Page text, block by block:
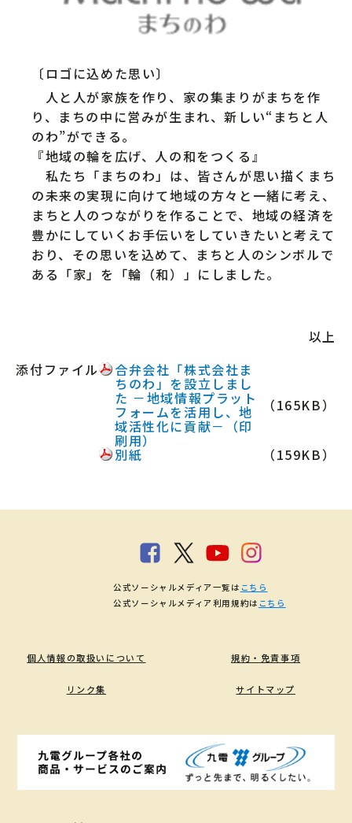
〔ロゴに込めた思い〕
人と人が家族を作り、家の集まりがまちを作
り、まちの中に営みが生まれ、新しい“まちと人
のわ”ができる。
『地域の輪を広げ、人の和をつくる』
私たち「まちのわ」は、皆さんが思い描くまち
の未来の実現に向けて地域の方々と一緒に考え、
まちと人のつながりを作ることで、地域の経済を
豊かにしていくお手伝いをしていきたいと考えて
おり、その思いを込めて、まちと人のシンボルで
ある「家」を「輪（和）」にしました。
以上
添付ファイル
合弁会社「株式会社ま
ちのわ」を設立しまし
た －地域情報プラット
フォームを活用し、地
域活性化に貢献－（印
刷用）
（165KB）
別紙 （159KB）
個人情報の取扱いについて 規約・免責事項
リンク集 サイトマップ
公式ソーシャルメディア一覧は こちら
公式ソーシャルメディア利用規約は こちら